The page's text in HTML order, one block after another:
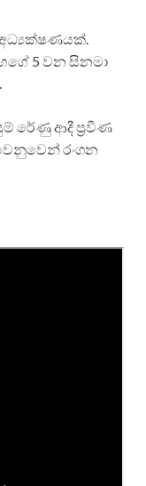
අධ්‍යක්ෂණයක්.
5 වන සිනමා
රේණු ආදී ප්‍රවීණ
රංගන